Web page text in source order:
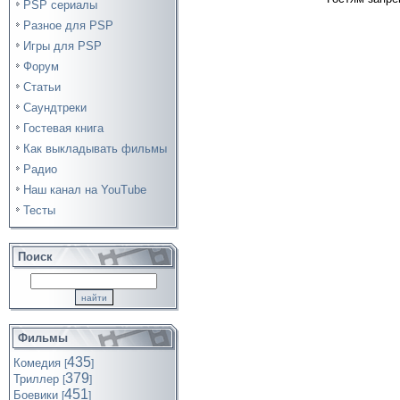
PSP сериалы
Разное для PSP
Игры для PSP
Форум
Статьи
Саундтреки
Гостевая книга
Как выкладывать фильмы
Радио
Наш канал на YouTube
Тесты
Поиск
Фильмы
Комедия [435]
Триллер [379]
Боевики [451]